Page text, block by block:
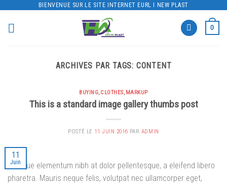
content
BIENVENUE SUR LE SITE INTERNET EURL I NEW PLAST
0
ARCHIVES PAR TAGS: CONTENT
BUYING,CLOTHES,MARKUP
This is a standard image gallery thumbs post
POSTÉ LE 11 JUIN 2016 PAR ADMIN
11
Juin
Quisque elementum nibh at dolor pellentesque, a eleifend libero
pharetra. Mauris neque felis, volutpat nec ullamcorper eget,